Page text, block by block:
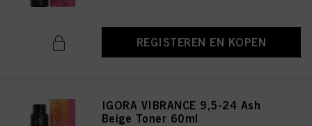
REGISTEREN EN KOPEN
IGORA VIBRANCE 9,5-24 Ash
Beige Toner 60ml